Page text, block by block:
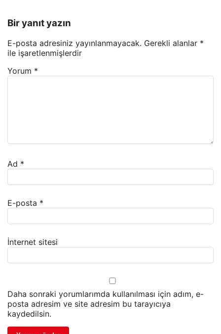
Bir yanıt yazın
E-posta adresiniz yayınlanmayacak. Gerekli alanlar *
ile işaretlenmişlerdir
Yorum *
Ad *
E-posta *
İnternet sitesi
Daha sonraki yorumlarımda kullanılması için adım, e-
posta adresim ve site adresim bu tarayıcıya
kaydedilsin.